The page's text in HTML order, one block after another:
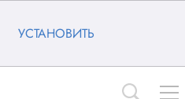
УСТАНОВИТЬ